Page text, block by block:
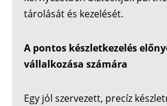
tárolását és kezelését.
A pontos készletkezelés
vállalkozása számára
Egy jól szervezett, precíz